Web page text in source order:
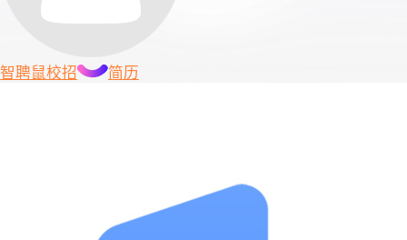
智聘鼠校招 简历